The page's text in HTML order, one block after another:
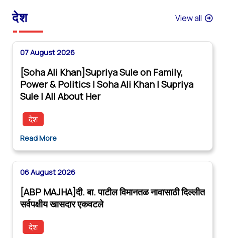
देश View all
07 August 2026
[Soha Ali Khan]Supriya Sule on Family,
Power & Politics | Soha Ali Khan | Supriya
Sule | All About Her
देश
Read More
06 August 2026
[ABP MAJHA]दी. बा. पाटील विमानतळ नावासाठी दिल्लीत
सर्वपक्षीय खासदार एकवटले
देश